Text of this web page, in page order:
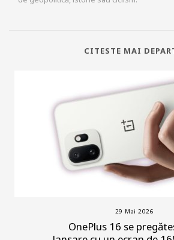
CITESTE MAI
29 Mai 2026
OnePlus 16 se